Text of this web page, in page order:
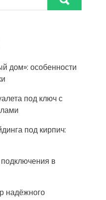
дом»: особенности
под ключ с
под кирпич:
в
надёжного